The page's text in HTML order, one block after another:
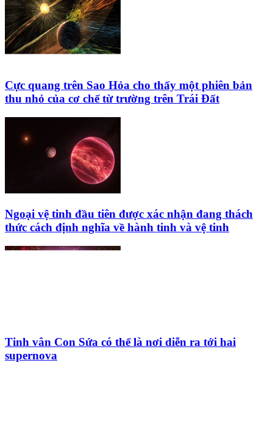
Cực quang trên Sao Hỏa cho thấy một phiên bản
thu nhỏ của cơ chế từ trường trên Trái Đất
Ngoại vệ tinh đầu tiên được xác nhận đang thách
thức cách định nghĩa về hành tinh và vệ tinh
Tinh vân Con Sứa có thể là nơi diễn ra tới hai
supernova